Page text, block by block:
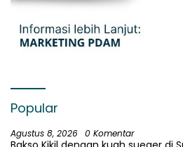
Popular
Agustus 8, 2026 0 Komentar